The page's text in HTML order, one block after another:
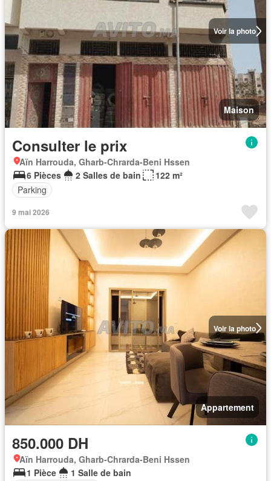
Voir la photo
Maison
Consulter le prix
Aïn Harrouda, Gharb-Chrarda-Beni Hssen
6 Pièces
2 Salles de bain
122 m²
Parking
9 mai 2026
Voir la photo
Appartement
850.000 DH
Aïn Harrouda, Gharb-Chrarda-Beni Hssen
1 Pièce
1 Salle de bain